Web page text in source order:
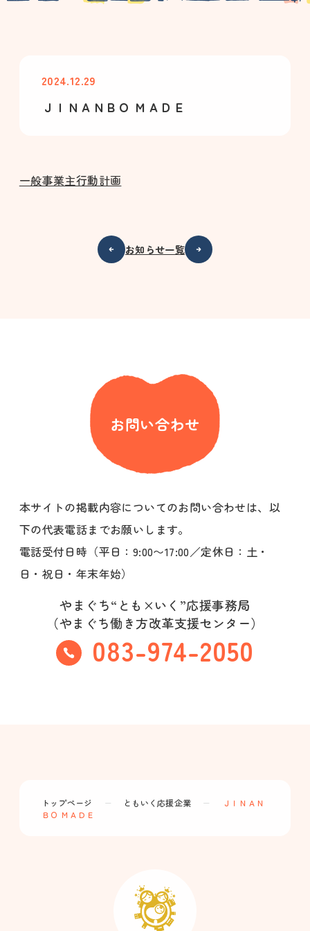
2024.12.29
ＪＩＮＡＮＢＯ ＭＡＤＥ
一般事業主行動計画
お知らせ一覧
お問い合わせ
本サイトの掲載内容についてのお問い合わせは、以
下の代表電話までお願いします。
電話受付日時（平日：9:00〜17:00／定休日：土・
日・祝日・年末年始）
やまぐち“とも×いく”応援事務局
（やまぐち働き方改革支援センター）
083-974-2050
トップページ ー ともいく応援企業 ー
ＪＩＮＡＮ
ＢＯ ＭＡＤＥ